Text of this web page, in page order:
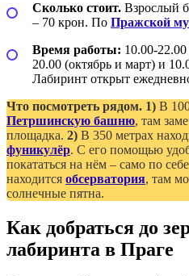
Сколько стоит. Взрослый
– 70 крон. По Пражской
Время работы: 10.00-
20.00 (октябрь и март) и
Лабиринт открыт
Что посмотреть рядом. 1) В
Петршинскую башню, там
площадка. 2) В 350 метрах
фуникулёр. С его помощью
покататься на нём – само по
находится обсерватория, там
солнечные пятна.
Как добраться до
лабиринта в Праге